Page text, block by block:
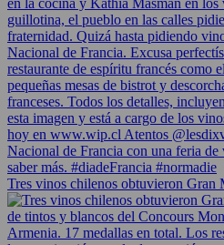
Tres vinos chilenos obtuvieron Gran